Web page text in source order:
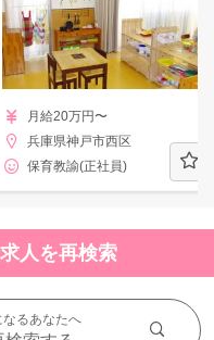
月給20万円〜
兵庫県神戸市西区
保育教諭(正社員)
人を再検索
るあなたへ